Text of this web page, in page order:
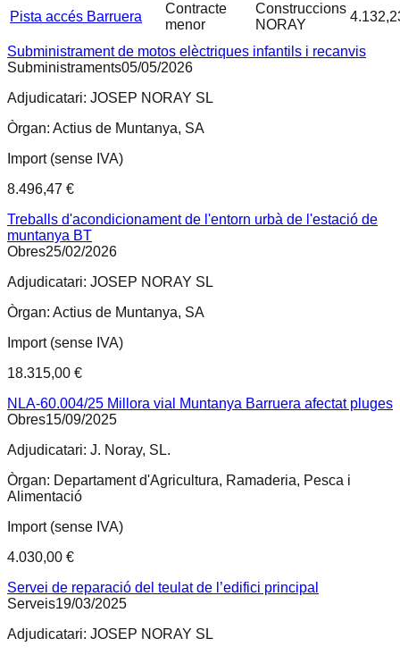
Pista accés Barruera
Contracte
menor
Construccions
NORAY
Subministrament de motos elèctriques infantils i recanvis
Subministraments05/05/2026
Adjudicatari: JOSEP NORAY SL
Òrgan: Actius de Muntanya, SA
Import (sense IVA)
8.496,47 €
Treballs d'acondicionament de l'entorn urbà de l'estació de
muntanya BT
Obres25/02/2026
Adjudicatari: JOSEP NORAY SL
Òrgan: Actius de Muntanya, SA
Import (sense IVA)
18.315,00 €
NLA-60.004/25 Millora vial Muntanya Barruera afectat pluges
Obres15/09/2025
Adjudicatari: J. Noray, SL.
Òrgan: Departament d'Agricultura, Ramaderia, Pesca i
Alimentació
Import (sense IVA)
4.030,00 €
Servei de reparació del teulat de l’edifici principal
Serveis19/03/2025
Adjudicatari: JOSEP NORAY SL